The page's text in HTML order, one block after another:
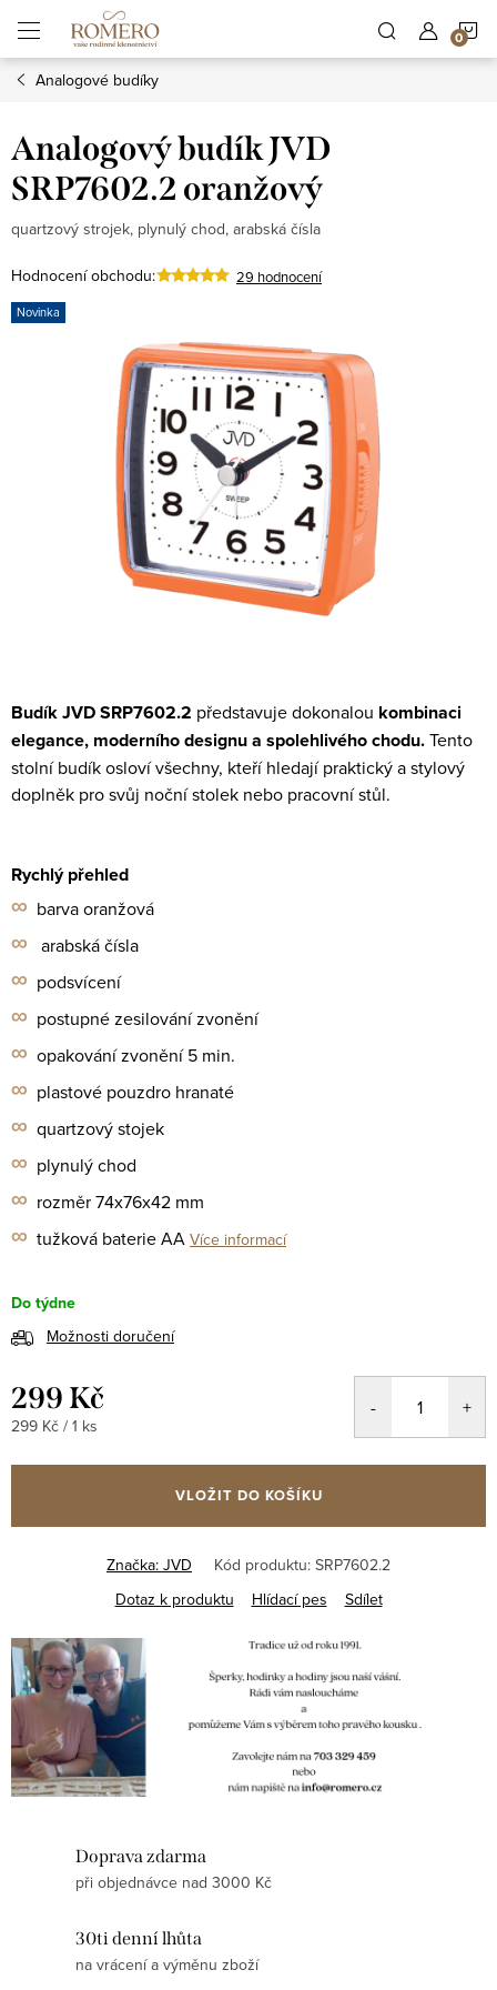
obsah
Analogové budíky
Analogový budík JVD
SRP7602.2 oranžový
quartzový strojek, plynulý chod, arabská čísla
Hodnocení obchodu: 29 hodnocení
Novinka
Budík JVD SRP7602.2 představuje dokonalou kombinaci
elegance, moderního designu a spolehlivého chodu.Tento
stolní budík osloví všechny, kteří hledají praktický a stylový
doplněk pro svůj noční stolek nebo pracovní stůl.
Rychlý přehled
∞ barva oranžová
∞ arabská čísla
∞ podsvícení
∞ postupné zesilování zvonění
∞ opakování zvonění 5 min.
∞ plastové pouzdro hranaté
∞ quartzový stojek
∞ plynulý chod
∞ rozměr 74x76x42 mm
∞ tužková baterie AA Více informací
Do týdne
Možnosti doručení
299 Kč
Měrná
299 Kč / 1 ks
VLOŽIT DO KOŠÍKU
Značka: JVD Kód produktu: SRP7602.2
Dotaz k produktu
Hlídací pes Sdílet
Doprava zdarma
při objednávce nad 3000 Kč
30ti denní lhůta
na vrácení a výměnu zboží